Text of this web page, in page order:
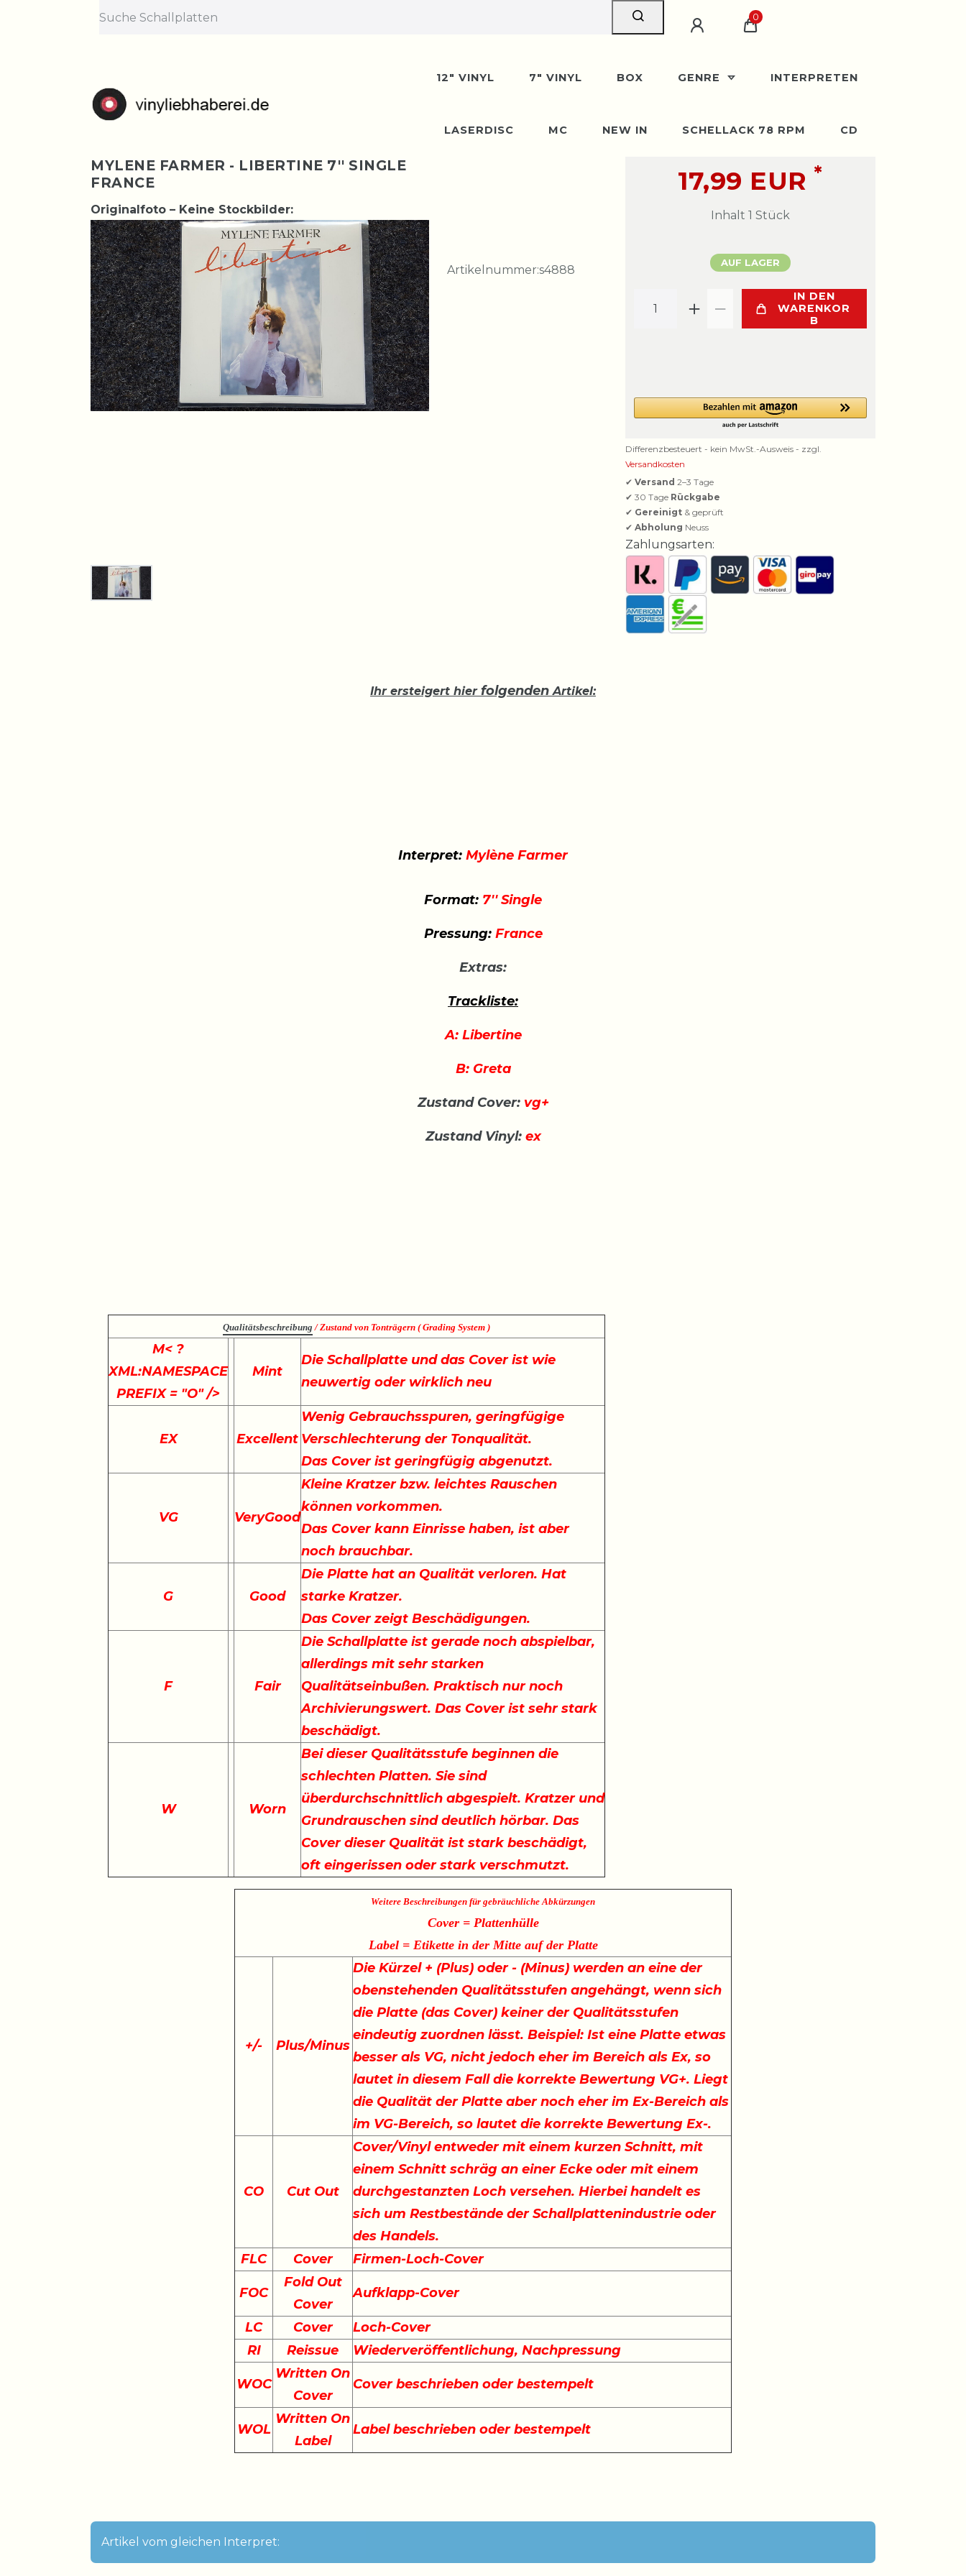
0
12" VINYL 7" VINYL BOX GENRE INTERPRETEN
LASERDISC MC NEW IN SCHELLACK 78 RPM CD
MYLENE FARMER - LIBERTINE 7'' SINGLE
FRANCE
Originalfoto – Keine Stockbilder:
Artikelnummer:s4888
17,99 EUR*
Inhalt 1 Stück
AUF LAGER
IN DEN
WARENKOR
B
Differenzbesteuert - kein MwSt.-Ausweis - zzgl.
Versandkosten
✔ Versand 2–3 Tage
✔ 30 Tage Rückgabe
✔ Gereinigt & geprüft
✔ Abholung Neuss
Zahlungsarten:
Ihr ersteigert hier folgenden Artikel:
Interpret: Mylène Farmer
Format: 7'' Single
Pressung:France
Extras:
Trackliste:
A: Libertine
B: Greta
Zustand Cover:vg+
Zustand Vinyl:ex
Qualitätsbeschreibung / Zustand von Tonträgern ( Grading System )
M< ?
XML:NAMESPACE
PREFIX = "O" />
Mint
Die Schallplatte und das Cover ist wie
neuwertig oder wirklich neu
EX Excellent
Wenig Gebrauchsspuren, geringfügige
Verschlechterung der Tonqualität.
Das Cover ist geringfügig abgenutzt.
VG VeryGood
Kleine Kratzer bzw. leichtes Rauschen
können vorkommen.
Das Cover kann Einrisse haben, ist aber
noch brauchbar.
G Good
Die Platte hat an Qualität verloren. Hat
starke Kratzer.
Das Cover zeigt Beschädigungen.
F Fair
Die Schallplatte ist gerade noch abspielbar,
allerdings mit sehr starken
Qualitätseinbußen. Praktisch nur noch
Archivierungswert. Das Cover ist sehr stark
beschädigt.
W Worn
Bei dieser Qualitätsstufe beginnen die
schlechten Platten. Sie sind
überdurchschnittlich abgespielt. Kratzer und
Grundrauschen sind deutlich hörbar. Das
Cover dieser Qualität ist stark beschädigt,
oft eingerissen oder stark verschmutzt.
Weitere Beschreibungen für gebräuchliche Abkürzungen
Cover = Plattenhülle
Label = Etikette in der Mitte auf der Platte
+/- Plus/Minus
Die Kürzel + (Plus) oder - (Minus) werden an eine der
obenstehenden Qualitätsstufen angehängt, wenn sich
die Platte (das Cover) keiner der Qualitätsstufen
eindeutig zuordnen lässt. Beispiel: Ist eine Platte etwas
besser als VG, nicht jedoch eher im Bereich als Ex, so
lautet in diesem Fall die korrekte Bewertung VG+. Liegt
die Qualität der Platte aber noch eher im Ex-Bereich als
im VG-Bereich, so lautet die korrekte Bewertung Ex-.
CO Cut Out
Cover/Vinyl entweder mit einem kurzen Schnitt, mit
einem Schnitt schräg an einer Ecke oder mit einem
durchgestanzten Loch versehen. Hierbei handelt es
sich um Restbestände der Schallplattenindustrie oder
des Handels.
FLC
Cover Firmen-Loch-Cover
FOC
Fold Out
Cover
Aufklapp-Cover
LC Cover
Loch-Cover
RI
Reissue Wiederveröffentlichung, Nachpressung
WOC
Written On
Cover
Cover beschrieben oder bestempelt
WOL
Written On
Label
Label beschrieben oder bestempelt
Artikel vom gleichen Interpret: